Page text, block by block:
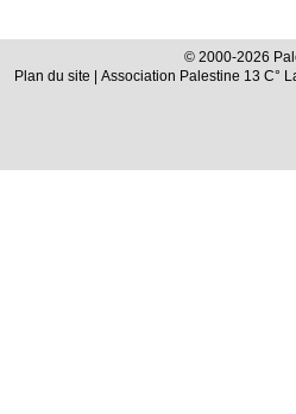
© 2000-2026
Plan du site | Association Palestine 13 C°